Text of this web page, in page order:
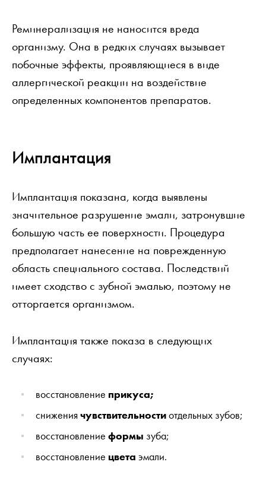
Реминерализация не наносится вреда
организму. Она в редких случаях вызывает
побочные эффекты, проявляющиеся в виде
аллергической реакции на воздействие
определенных компонентов препаратов.
Имплантация
Имплантация показана, когда выявлены
значительное разрушение эмали, затронувшие
большую часть ее поверхности. Процедура
предполагает нанесение на поврежденную
область специального состава. Последствий
имеет сходство с зубной эмалью, поэтому не
отторгается организмом.
Имплантация также показа в следующих
случаях:
восстановление прикуса;
снижениячувствительностиотдельных зубов;
восстановление формы зуба;
восстановление цвета эмали.